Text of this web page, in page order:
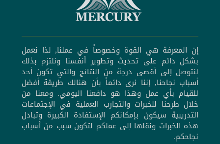
إن المعرفة هي القوة وخصوصاً في عملنا, لذا نعمل
بشكل دائم على تحديث وتطوير أنفسنا ونلتزم بذلك
لنتوصل إلى أقصى درجة من النتائج والتي تكون أحد
أسباب نجاحنا, إننا نرى دائماً بأن هنالك طريقة أفضل
للقيام بأي عمل وهذا هو دافعنا اليومي. ومعنا من
خلال طرحنا للخبرات والتجارب العملية في الإجتماعات
التدريبية سيكون بإمكانكم الإستفادة الكبيرة وتبادل
هذه الخبرات ونقلها إلى عملكم لتكون سبب من أسباب
نجاحكم.